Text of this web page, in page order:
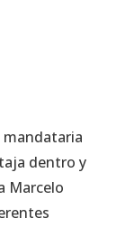
mandataria
dentro y
Marcelo